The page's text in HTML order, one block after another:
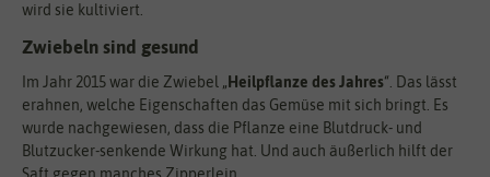
wird sie kultiviert.
Zwiebeln sind gesund
Im Jahr 2015 war die Zwiebel „ Heilpflanze des Jahres“. Das lässt
erahnen, welche Eigenschaften das Gemüse mit sich bringt. Es
wurde nachgewiesen, dass die Pflanze eine Blutdruck- und
Blutzucker-senkende Wirkung hat. Und auch äußerlich hilft der
Saft gegen manches Zipperlein.